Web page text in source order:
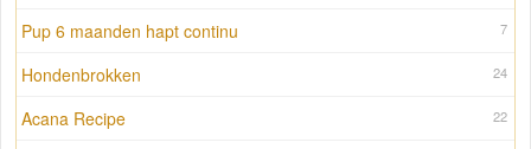
7
Pup 6 maanden hapt continu
24
Hondenbrokken
22
Acana Recipe